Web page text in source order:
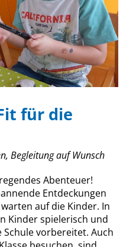
für die
Begleitung auf Wunsch
Abenteuer!
Entdeckungen
auf die Kinder. In
Kinder spielerisch und
Schule vorbereitet. Auch